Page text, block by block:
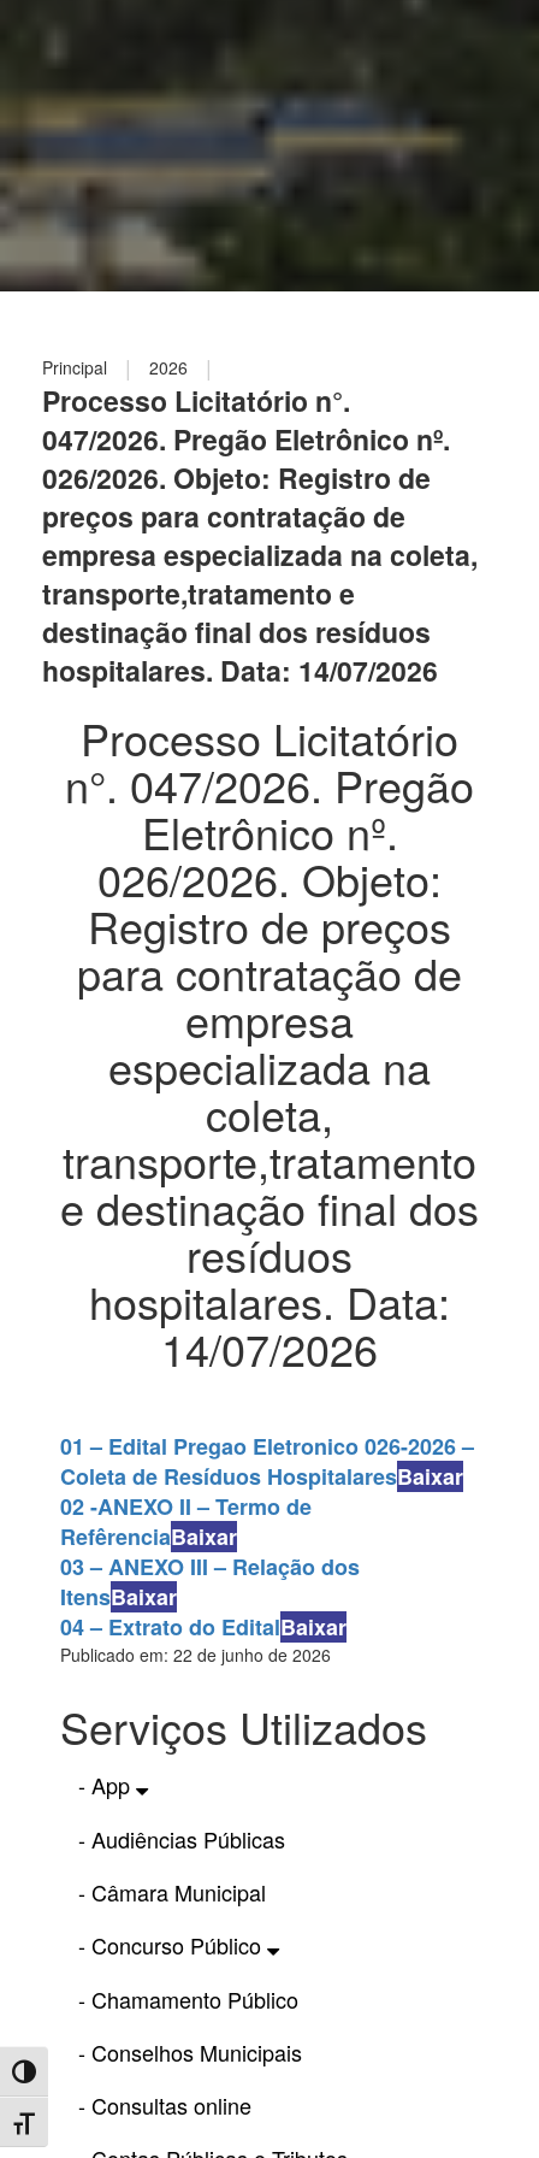
Toggle High Contrast
Toggle Font size
Principal | 2026 |
Processo Licitatório n°.
047/2026. Pregão Eletrônico nº.
026/2026. Objeto: Registro de
preços para contratação de
empresa especializada na coleta,
transporte,tratamento e
destinação final dos resíduos
hospitalares. Data: 14/07/2026
Processo Licitatório
n°. 047/2026. Pregão
Eletrônico nº.
026/2026. Objeto:
Registro de preços
para contratação de
empresa
especializada na
coleta,
transporte,tratamento
e destinação final dos
resíduos
hospitalares. Data:
14/07/2026
01 – Edital Pregao Eletronico 026-2026 –
Coleta de Resíduos HospitalaresBaixar
02 -ANEXO II – Termo de
RefêrenciaBaixar
03 – ANEXO III – Relação dos
ItensBaixar
04 – Extrato do EditalBaixar
Publicado em: 22 de junho de 2026
Serviços Utilizados
- App
- Audiências Públicas
- Câmara Municipal
- Concurso Público
- Chamamento Público
- Conselhos Municipais
- Consultas online